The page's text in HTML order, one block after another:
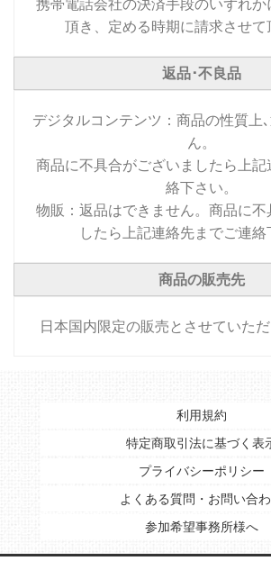
携帯電話会社の決済手段のいずれか
頂き、定める時期に請求させて
返品･不良品
デジタルコンテンツ：商品の性質上
ん。
商品に不具合がございましたら上記
絡下さい。
物販：返品はできません。商品に不
したら上記連絡先までご連絡
商品の販売先
日本国内限定の販売とさせていた
利用規約
特定商取引法に基づく表
プライバシーポリシー
よくある質問・お問い合
参加希望事務所様へ